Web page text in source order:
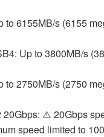
to 6155MB/s (6155
Up to 3800MB/s
to 2750MB/s (2750
20Gbps: ⚠️ 20Gbps
speed limited to